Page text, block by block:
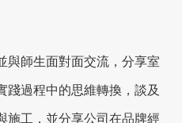
與師生面對面交流，分享室
踐過程中的思維轉換，談及
施工，並分享公司在品牌經